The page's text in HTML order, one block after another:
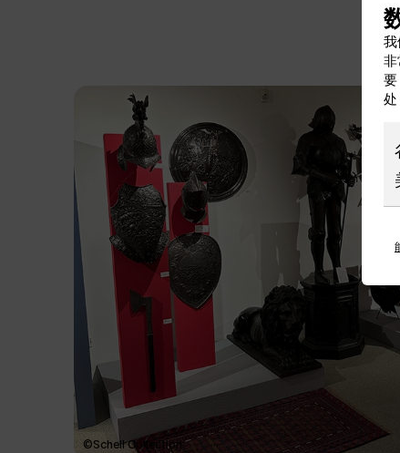
©Schell Collection
处